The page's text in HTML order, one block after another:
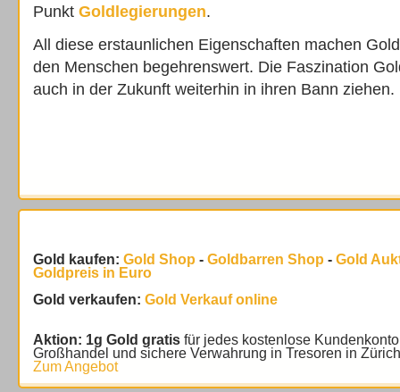
Punkt Goldlegierungen.
All diese erstaunlichen Eigenschaften machen
den Menschen begehrenswert. Die Faszination
auch in der Zukunft weiterhin in ihren Bann ziehen.
Gold kaufen: Gold Shop - Goldbarren Shop - Gold
Goldpreis in Euro
Gold verkaufen: Gold Verkauf online
Aktion: 1g Gold gratis für jedes kostenlose
Großhandel und sichere Verwahrung in Tresoren in
Zum Angebot